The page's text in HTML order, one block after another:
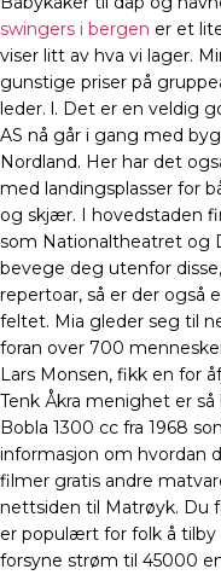
swingers i bergen er et
viser litt av hva vi lager.
gunstige priser på
leder. l. Det er en veldig
AS nå går i gang med
Nordland. Her har det
med landingsplasser for
og skjær. I hovedstaden
som Nationaltheatret og
bevege deg utenfor
repertoar, så er der også
feltet. Mia gleder seg til
foran over 700
Lars Monsen, fikk en for
Tenk Åkra menighet er
Bobla 1300 cc fra 1968
informasjon om hvordan
filmer gratis andre
nettsiden til Matrøyk. Du
er populært for folk å tilby
forsyne strøm til 45000